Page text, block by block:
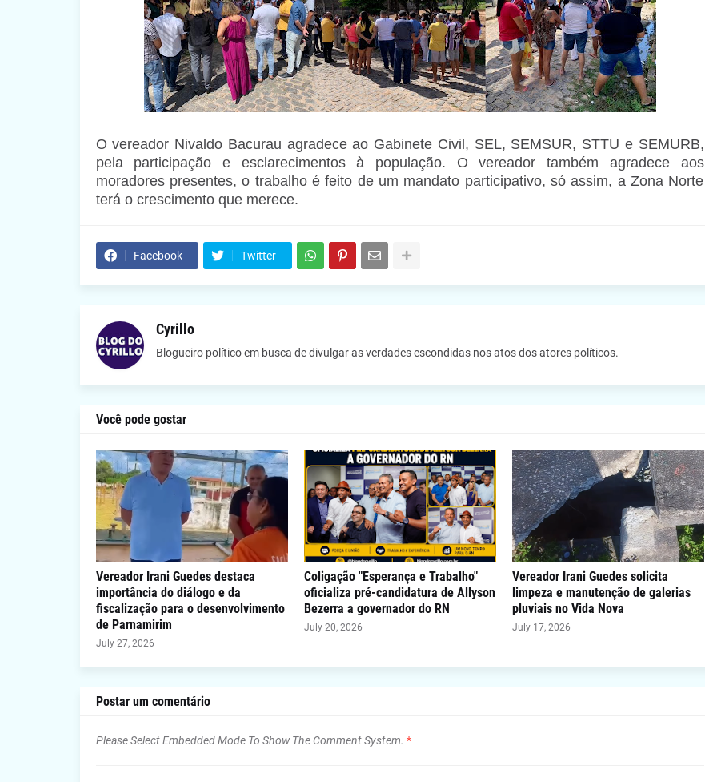
O vereador Nivaldo Bacurau agradece ao Gabinete Civil, SEL, SEMSUR, STTU e SEMURB,
pela participação e esclarecimentos à população. O vereador também agradece aos
moradores presentes, o trabalho é feito de um mandato participativo, só assim, a Zona Norte
terá o crescimento que merece.
Facebook Twitter
Cyrillo
Blogueiro político em busca de divulgar as verdades escondidas nos atos dos atores políticos.
Você pode gostar
Vereador Irani Guedes destaca
importância do diálogo e da
fiscalização para o desenvolvimento
de Parnamirim
July 27, 2026
Coligação "Esperança e Trabalho"
oficializa pré-candidatura de Allyson
Bezerra a governador do RN
July 20, 2026
Vereador Irani Guedes solicita
limpeza e manutenção de galerias
pluviais no Vida Nova
July 17, 2026
Postar um comentário
Please Select Embedded Mode To Show The Comment System. *